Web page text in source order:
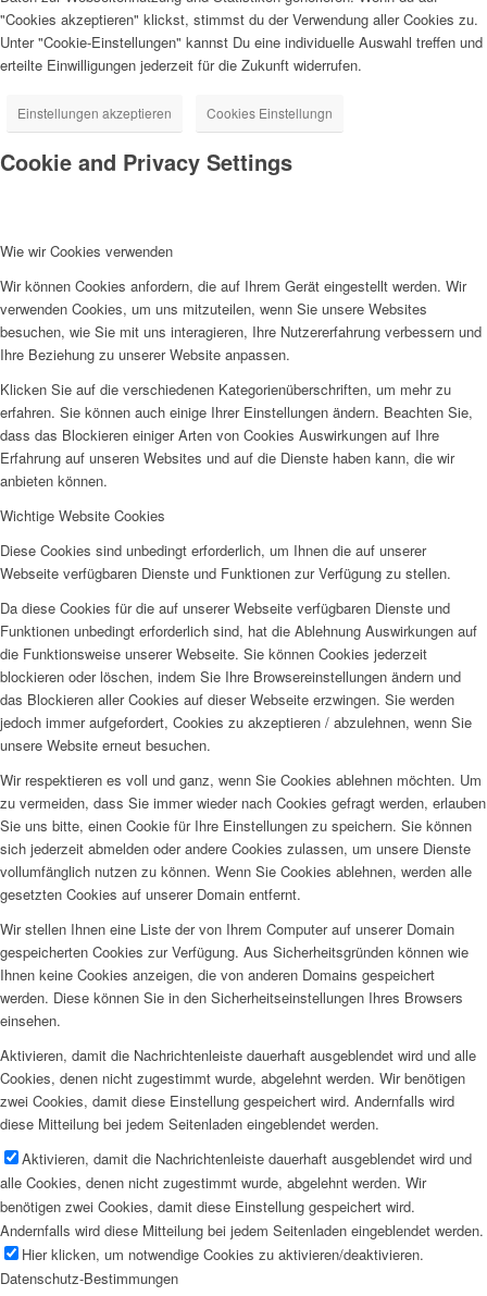
"Cookies akzeptieren" klickst, stimmst du der Verwendung aller Cookies zu.
Unter "Cookie-Einstellungen" kannst Du eine individuelle Auswahl treffen und
erteilte Einwilligungen jederzeit für die Zukunft widerrufen.
Einstellungen akzeptieren Cookies Einstellungn
Cookie and Privacy Settings
Wie wir Cookies verwenden
Wir können Cookies anfordern, die auf Ihrem Gerät eingestellt werden. Wir
verwenden Cookies, um uns mitzuteilen, wenn Sie unsere Websites
besuchen, wie Sie mit uns interagieren, Ihre Nutzererfahrung verbessern und
Ihre Beziehung zu unserer Website anpassen.
Klicken Sie auf die verschiedenen Kategorienüberschriften, um mehr zu
erfahren. Sie können auch einige Ihrer Einstellungen ändern. Beachten Sie,
dass das Blockieren einiger Arten von Cookies Auswirkungen auf Ihre
Erfahrung auf unseren Websites und auf die Dienste haben kann, die wir
anbieten können.
Wichtige Website Cookies
Diese Cookies sind unbedingt erforderlich, um Ihnen die auf unserer
Webseite verfügbaren Dienste und Funktionen zur Verfügung zu stellen.
Da diese Cookies für die auf unserer Webseite verfügbaren Dienste und
Funktionen unbedingt erforderlich sind, hat die Ablehnung Auswirkungen auf
die Funktionsweise unserer Webseite. Sie können Cookies jederzeit
blockieren oder löschen, indem Sie Ihre Browsereinstellungen ändern und
das Blockieren aller Cookies auf dieser Webseite erzwingen. Sie werden
jedoch immer aufgefordert, Cookies zu akzeptieren / abzulehnen, wenn Sie
unsere Website erneut besuchen.
Wir respektieren es voll und ganz, wenn Sie Cookies ablehnen möchten. Um
zu vermeiden, dass Sie immer wieder nach Cookies gefragt werden, erlauben
Sie uns bitte, einen Cookie für Ihre Einstellungen zu speichern. Sie können
sich jederzeit abmelden oder andere Cookies zulassen, um unsere Dienste
vollumfänglich nutzen zu können. Wenn Sie Cookies ablehnen, werden alle
gesetzten Cookies auf unserer Domain entfernt.
Wir stellen Ihnen eine Liste der von Ihrem Computer auf unserer Domain
gespeicherten Cookies zur Verfügung. Aus Sicherheitsgründen können wie
Ihnen keine Cookies anzeigen, die von anderen Domains gespeichert
werden. Diese können Sie in den Sicherheitseinstellungen Ihres Browsers
einsehen.
Aktivieren, damit die Nachrichtenleiste dauerhaft ausgeblendet wird und alle
Cookies, denen nicht zugestimmt wurde, abgelehnt werden. Wir benötigen
zwei Cookies, damit diese Einstellung gespeichert wird. Andernfalls wird
diese Mitteilung bei jedem Seitenladen eingeblendet werden.
Aktivieren, damit die Nachrichtenleiste dauerhaft ausgeblendet wird und
alle Cookies, denen nicht zugestimmt wurde, abgelehnt werden. Wir
benötigen zwei Cookies, damit diese Einstellung gespeichert wird.
Andernfalls wird diese Mitteilung bei jedem Seitenladen eingeblendet werden.
Hier klicken, um notwendige Cookies zu aktivieren/deaktivieren.
Datenschutz-Bestimmungen